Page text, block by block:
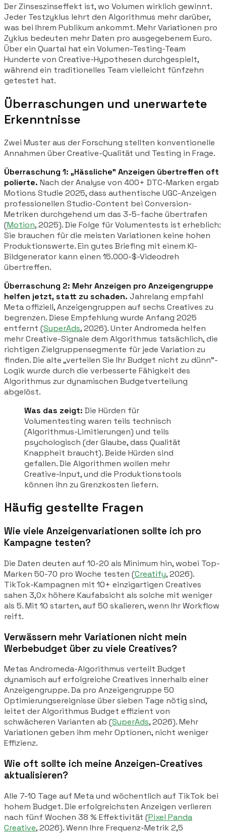
Der Zinseszinseffekt ist, wo Volumen wirklich gewinnt.
Jeder Testzyklus lehrt den Algorithmus mehr darüber,
was bei Ihrem Publikum ankommt. Mehr Variationen pro
Zyklus bedeuten mehr Daten pro ausgegebenem Euro.
Über ein Quartal hat ein Volumen-Testing-Team
Hunderte von Creative-Hypothesen durchgespielt,
während ein traditionelles Team vielleicht fünfzehn
getestet hat.
Überraschungen und unerwartete
Erkenntnisse
Zwei Muster aus der Forschung stellten konventionelle
Annahmen über Creative-Qualität und Testing in Frage.
Überraschung 1: „Hässliche" Anzeigen übertreffen oft
polierte. Nach der Analyse von 400+ DTC-Marken ergab
Motions Studie 2025, dass authentische UGC-Anzeigen
professionellen Studio-Content bei Conversion-
Metriken durchgehend um das 3-5-fache übertrafen
(Motion, 2025). Die Folge für Volumentests ist erheblich:
Sie brauchen für die meisten Variationen keine hohen
Produktionswerte. Ein gutes Briefing mit einem KI-
Bildgenerator kann einen 15.000-$-Videodreh
übertreffen.
Überraschung 2: Mehr Anzeigen pro Anzeigengruppe
helfen jetzt, statt zu schaden. Jahrelang empfahl
Meta offiziell, Anzeigengruppen auf sechs Creatives zu
begrenzen. Diese Empfehlung wurde Anfang 2025
entfernt (SuperAds, 2026). Unter Andromeda helfen
mehr Creative-Signale dem Algorithmus tatsächlich, die
richtigen Zielgruppensegmente für jede Variation zu
finden. Die alte „verteilen Sie Ihr Budget nicht zu dünn"-
Logik wurde durch die verbesserte Fähigkeit des
Algorithmus zur dynamischen Budgetverteilung
abgelöst.
Was das zeigt: Die Hürden für
Volumentesting waren teils technisch
(Algorithmus-Limitierungen) und teils
psychologisch (der Glaube, dass Qualität
Knappheit braucht). Beide Hürden sind
gefallen. Die Algorithmen wollen mehr
Creative-Input, und die Produktionstools
können ihn zu Grenzkosten liefern.
Häufig gestellte Fragen
Wie viele Anzeigenvariationen sollte ich pro
Kampagne testen?
Die Daten deuten auf 10-20 als Minimum hin, wobei Top-
Marken 50-70 pro Woche testen (Creatify, 2026).
TikTok-Kampagnen mit 10+ einzigartigen Creatives
sahen 3,0x höhere Kaufabsicht als solche mit weniger
als 5. Mit 10 starten, auf 50 skalieren, wenn Ihr Workflow
reift.
Verwässern mehr Variationen nicht mein
Werbebudget über zu viele Creatives?
Metas Andromeda-Algorithmus verteilt Budget
dynamisch auf erfolgreiche Creatives innerhalb einer
Anzeigengruppe. Da pro Anzeigengruppe 50
Optimierungsereignisse über sieben Tage nötig sind,
leitet der Algorithmus Budget effizient von
schwächeren Varianten ab (SuperAds, 2026). Mehr
Variationen geben ihm mehr Optionen, nicht weniger
Effizienz.
Wie oft sollte ich meine Anzeigen-Creatives
aktualisieren?
Alle 7-10 Tage auf Meta und wöchentlich auf TikTok bei
hohem Budget. Die erfolgreichsten Anzeigen verlieren
nach fünf Wochen 38 % Effektivität (Pixel Panda
Creative, 2026). Wenn Ihre Frequenz-Metrik 2,5